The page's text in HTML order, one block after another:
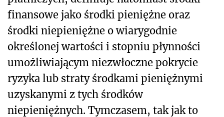
finansowe jako środki pieniężne oraz
środki niepieniężne o wiarygodnie
określonej wartości i stopniu płynności
umożliwiającym niezwłoczne pokrycie
ryzyka lub straty środkami pieniężnymi
uzyskanymi z tych środków
niepieniężnych. Tymczasem, tak jak to